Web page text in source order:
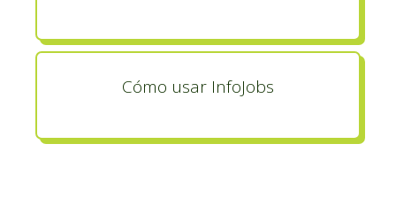
Cómo usar InfoJobs